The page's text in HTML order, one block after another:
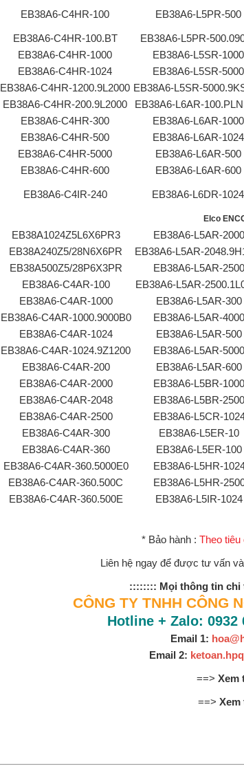
EB38A6-C4HR-100 EB38A6-L5PR-500
EB38A6-C4HR-100.BT EB38A6-L5PR-
EB38A6-C4HR-1000
EB38A6-L5SR-1000
EB38A6-C4HR-1024
EB38A6-L5SR-5000
EB38A6-C4HR-1200.9L2000 EB38A6-L5SR-
EB38A6-C4HR-200.9L2000
EB38A6-L6AR-
EB38A6-C4HR-300
EB38A6-L6AR-1000
EB38A6-C4HR-500
EB38A6-L6AR-1024
EB38A6-C4HR-5000
EB38A6-L6AR-500
EB38A6-C4HR-600
EB38A6-L6AR-600
EB38A6-C4IR-240 EB38A6-L6DR-1024
E lco
EB38A1024Z5L6X6PR3 EB38A6-L5AR-2000
EB38A240Z5/28N6X6PR
EB38A6-L5AR-
EB38A500Z5/28P6X3PR
EB38A6-L5AR-2500
EB38A6-C4AR-100
EB38A6-L5AR-
EB38A6-C4AR-1000
EB38A6-L5AR-300
EB38A6-C4AR-1000.9000B0
EB38A6-L5AR-4000
EB38A6-C4AR-1024
EB38A6-L5AR-500
EB38A6-C4AR-1024.9Z1200
EB38A6-L5AR-5000
EB38A6-C4AR-200
EB38A6-L5AR-600
EB38A6-C4AR-2000
EB38A6-L5BR-1000
EB38A6-C4AR-2048
EB38A6-L5BR-2500
EB38A6-C4AR-2500
EB38A6-L5CR-
EB38A6-C4AR-300
EB38A6-L5ER-10
EB38A6-C4AR-360
EB38A6-L5ER-100
EB38A6-C4AR-360.5000E0
EB38A6-L5HR-
EB38A6-C4AR-360.500C
EB38A6-L5HR-
EB38A6-C4AR-360.500E
EB38A6-L5IR-1024
* Bảo hành :Theo tiêu
Liên hệ ngay để được tư vấn
:::::::: Mọi thông tin
CÔNG TY TNHH CÔNG
Hotline + Zalo: 0932
Email 1:
Email 2:
==> Xem
==> Xem